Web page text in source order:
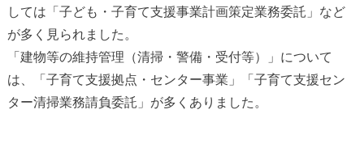
しては「子ども・子育て支援事業計画策定業務委託」など
が多く見られました。
「建物等の維持管理（清掃・警備・受付等）」について
は、「子育て支援拠点・センター事業」「子育て支援セン
ター清掃業務請負委託」が多くありました。